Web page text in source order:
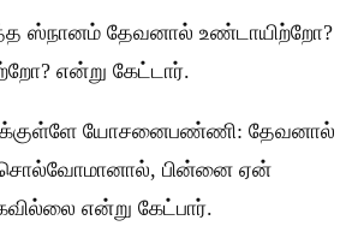
ஸ்நானம் தேவனால் உண்டாயிற்றோ?
என்று கேட்டார்.
யோசனைபண்ணி: தேவனால்
சொல்வோமானால், பின்னை ஏன்
என்று கேட்பார்.